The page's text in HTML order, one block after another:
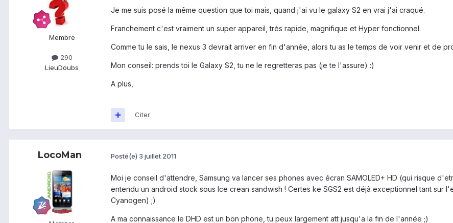
Membre
290
LieuDoubs
Je me suis posé la même question que toi mais, quand j'ai vu le galaxy S2 en vrai j'ai craqué.
Franchement c'est vraiment un super appareil, très rapide, magnifique et Hyper fonctionnel.
Comme tu le sais, le nexus 3 devrait arriver en fin d'année, alors tu as le temps de voir venir et de
Mon conseil: prends toi le Galaxy S2, tu ne le regretteras pas (je te l'assure) :)
A plus,
Citer
LocoMan Posté(e) 3 juillet 2011
Moi je conseil d'attendre, Samsung va lancer ses phones avec écran SAMOLED+ HD (qui risque
entendu un android stock sous Ice crean sandwish ! Certes ke SGS2 est déjà exceptionnel tant sur
Cyanogen) ;)
A ma connaissance le DHD est un bon phone, tu peux largement att jusqu'a la fin de l'année ;)